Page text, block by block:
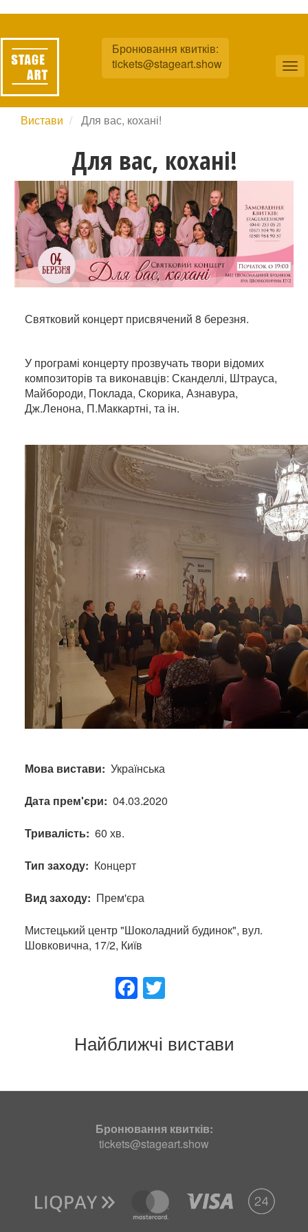
до
основного
вмісту
Бронювання квитків:
tickets@stageart.show
Вистави Для вас, кохані!
Для вас, кохані!
Святковий концерт присвячений 8 березня.
У програмі концерту прозвучать твори відомих
композиторів та виконавців: Сканделлі, Штрауса,
Майбороди, Поклада, Скорика, Азнавура,
Дж.Ленона, П.Маккартні, та ін.
Мова вистави Українська
Дата прем'єри 04.03.2020
Тривалість 60 хв.
Тип заходу Концерт
Вид заходу Прем'єра
Мистецький центр "Шоколадний будинок", вул.
Шовковична, 17/2, Київ
Facebook
Найближчі вистави
Бронювання квитків:
tickets@stageart.show